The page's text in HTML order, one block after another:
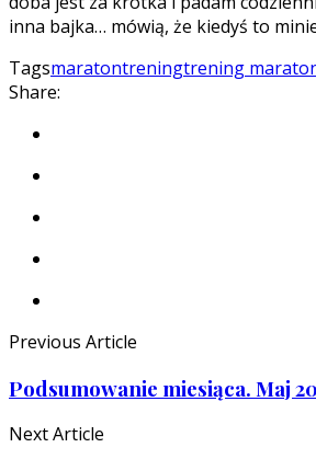
inna bajka… mówią, że kiedyś to
Tagsmaratontreningtrening
Share:
Previous Article
Podsumowanie miesiąca. Maj
Next Article